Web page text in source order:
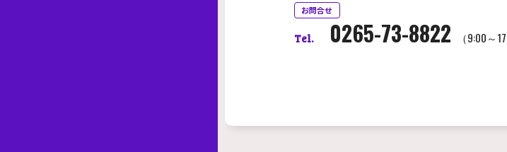
お問合せ
Tel. 0265-73-8822 （9:00～